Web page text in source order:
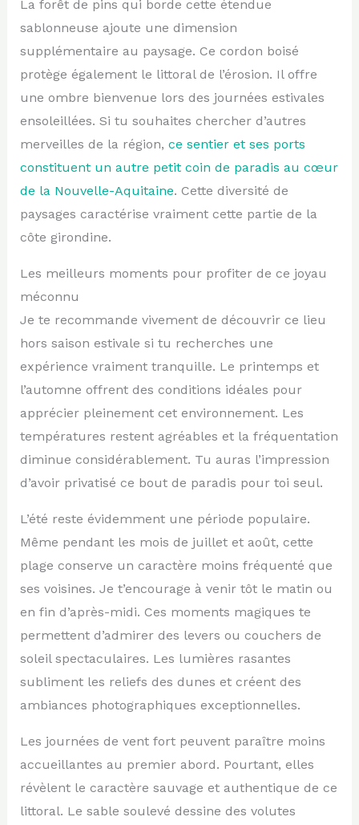
La forêt de pins qui borde cette étendue
sablonneuse ajoute une dimension
supplémentaire au paysage. Ce cordon boisé
protège également le littoral de l’érosion. Il offre
une ombre bienvenue lors des journées estivales
ensoleillées. Si tu souhaites chercher d’autres
merveilles de la région, ce sentier et ses ports
constituent un autre petit coin de paradis au cœur
de la Nouvelle-Aquitaine. Cette diversité de
paysages caractérise vraiment cette partie de la
côte girondine.
Les meilleurs moments pour profiter de ce joyau
méconnu
Je te recommande vivement de découvrir ce lieu
hors saison estivale si tu recherches une
expérience vraiment tranquille. Le printemps et
l’automne offrent des conditions idéales pour
apprécier pleinement cet environnement. Les
températures restent agréables et la fréquentation
diminue considérablement. Tu auras l’impression
d’avoir privatisé ce bout de paradis pour toi seul.
L’été reste évidemment une période populaire.
Même pendant les mois de juillet et août, cette
plage conserve un caractère moins fréquenté que
ses voisines. Je t’encourage à venir tôt le matin ou
en fin d’après-midi. Ces moments magiques te
permettent d’admirer des levers ou couchers de
soleil spectaculaires. Les lumières rasantes
subliment les reliefs des dunes et créent des
ambiances photographiques exceptionnelles.
Les journées de vent fort peuvent paraître moins
accueillantes au premier abord. Pourtant, elles
révèlent le caractère sauvage et authentique de ce
littoral. Le sable soulevé dessine des volutes